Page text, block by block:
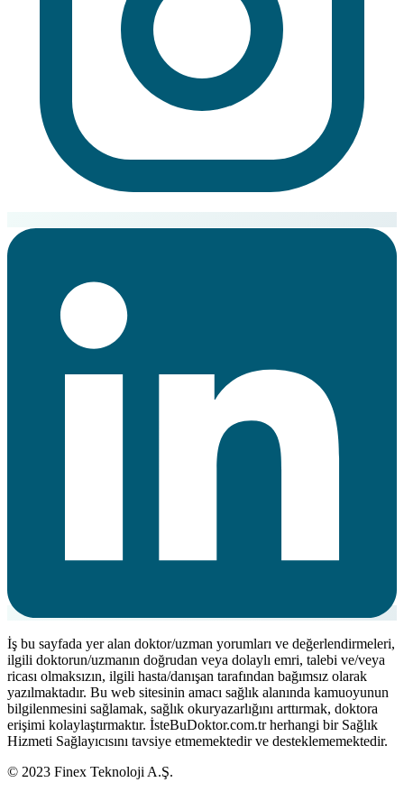
İş bu sayfada yer alan doktor/uzman yorumları ve değerlendirmeleri,
ilgili doktorun/uzmanın doğrudan veya dolaylı emri, talebi ve/veya
ricası olmaksızın, ilgili hasta/danışan tarafından bağımsız olarak
yazılmaktadır. Bu web sitesinin amacı sağlık alanında kamuoyunun
bilgilenmesini sağlamak, sağlık okuryazarlığını arttırmak, doktora
erişimi kolaylaştırmaktır. İsteBuDoktor.com.tr herhangi bir Sağlık
Hizmeti Sağlayıcısını tavsiye etmemektedir ve desteklememektedir.
© 2023 Finex Teknoloji A.Ş.